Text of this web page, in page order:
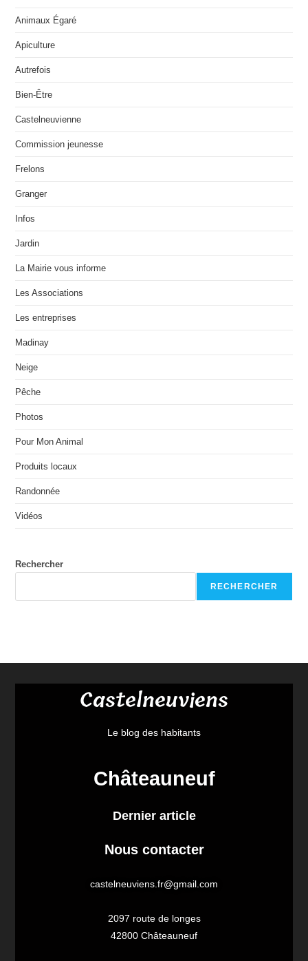
Animaux Égaré
Apiculture
Autrefois
Bien-Être
Castelneuvienne
Commission jeunesse
Frelons
Granger
Infos
Jardin
La Mairie vous informe
Les Associations
Les entreprises
Madinay
Neige
Pêche
Photos
Pour Mon Animal
Produits locaux
Randonnée
Vidéos
Rechercher
RECHERCHER
Castelneuviens
Le blog des habitants
Châteauneuf
Dernier article
Nous contacter
castelneuviens.fr@gmail.com
2097 route de longes
42800 Châteauneuf